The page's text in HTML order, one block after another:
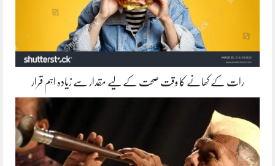
رات کے کھانے کا وقت صحت کے لیے مقدار سے زیادہ اہم قرار